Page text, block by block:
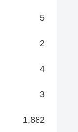
5
2
4
3
1,882